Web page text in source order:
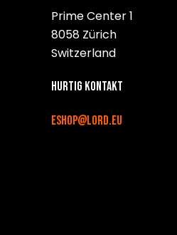
Prime Center 1
8058 Zürich
Switzerland
Hurtig kontakt
eshop@lord.eu